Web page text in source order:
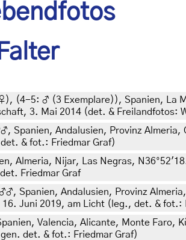
), (4-5: ♂ (3 Exemplare) ), Spanien, La
3. Mai 2014 (det. & Freilandfotos:
Spanien, Andalusien, Provinz Almeria,
& fot.: Friedmar Graf)
Almeria, Nijar, Las Negras,
Friedmar Graf
Spanien, Andalusien, Provinz
Juni 2019, am Licht (leg., det. & fot.:
Valencia, Alicante, Monte Faro,
det. & fot.: Friedmar Graf)